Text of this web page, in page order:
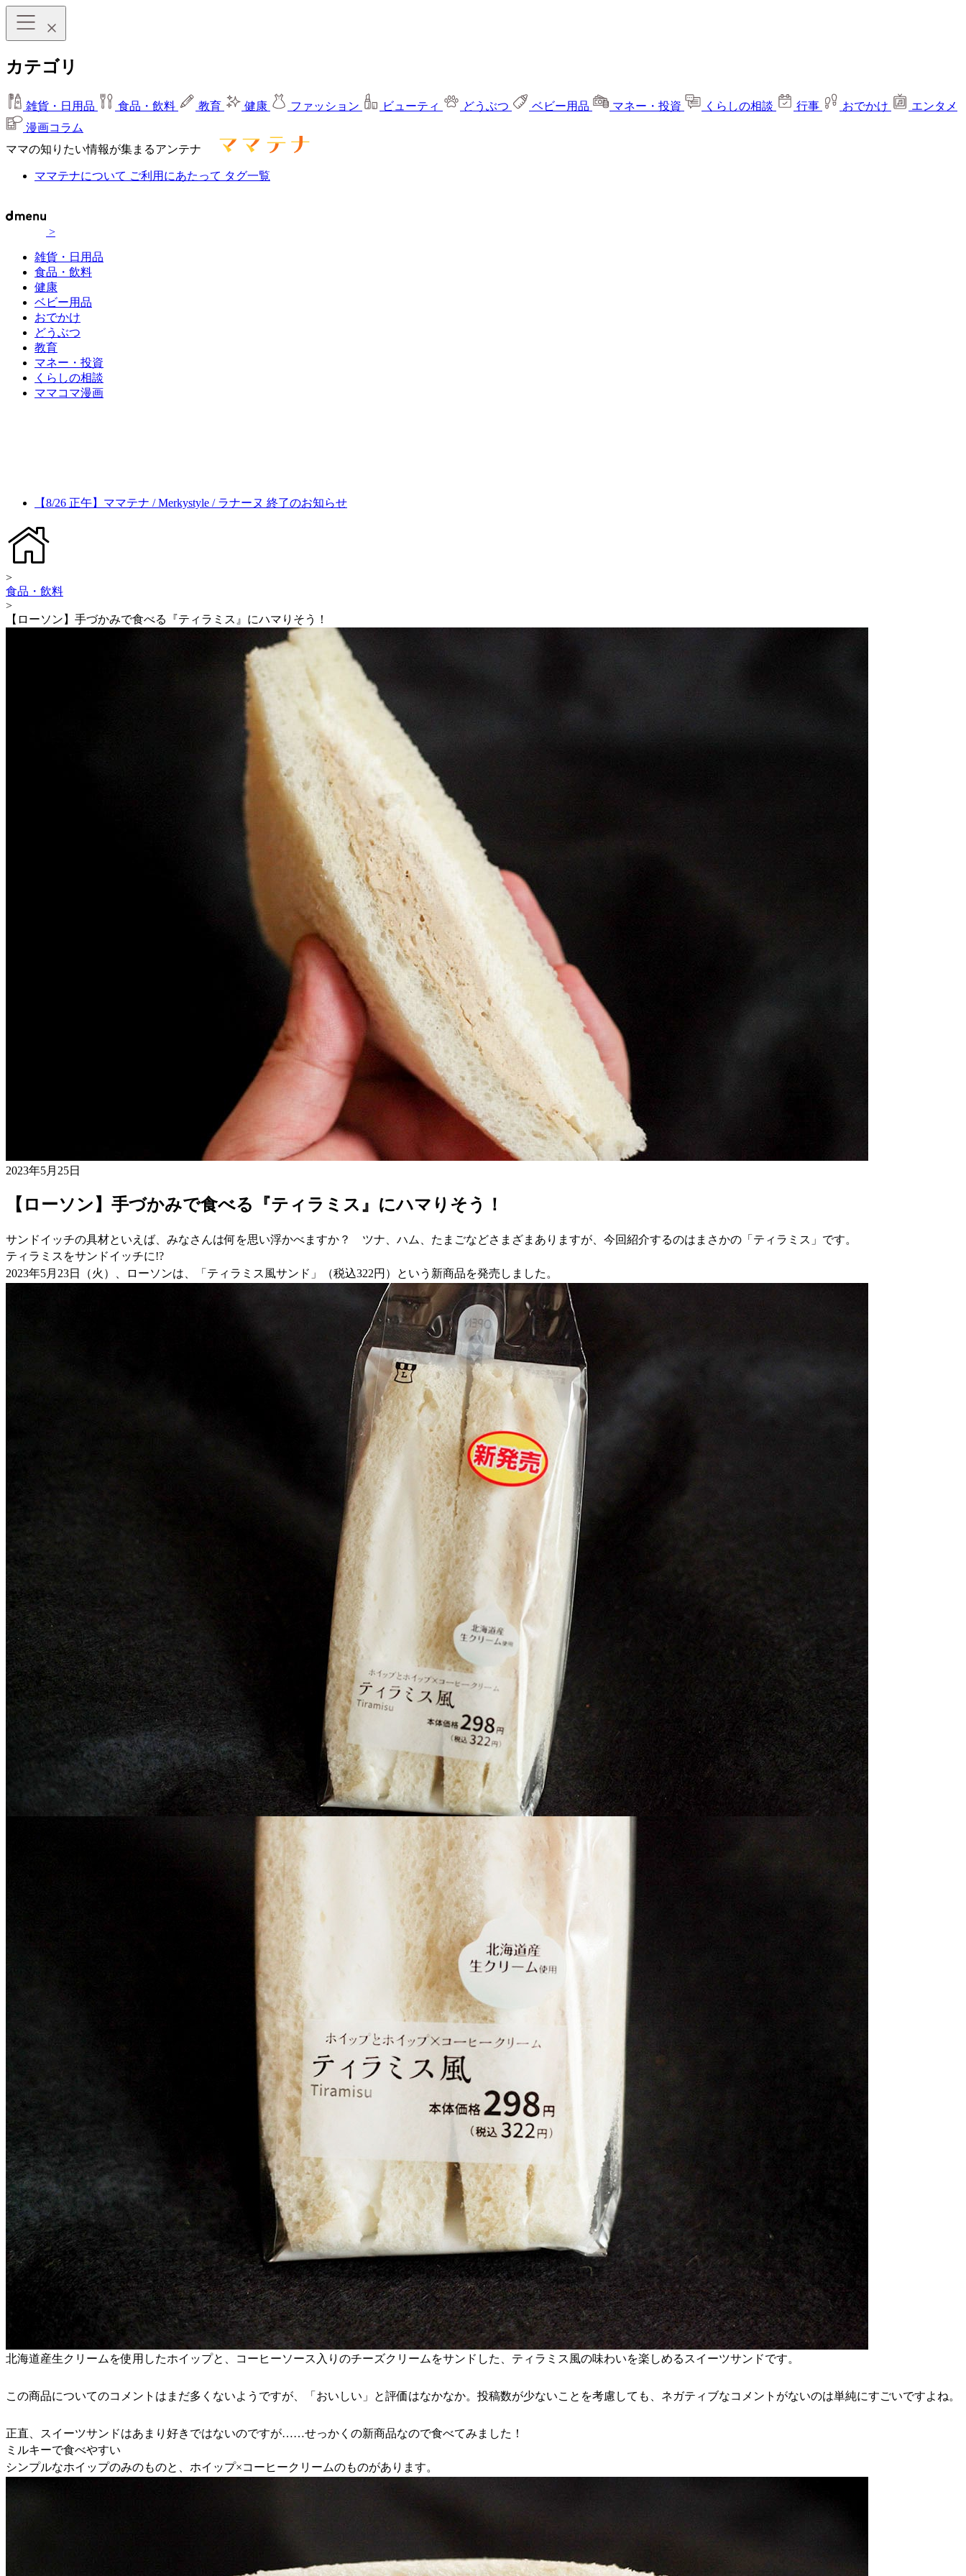
カテゴリ
雑貨・日用品 食品・飲料 教育 健康 ファッション ビューティ どうぶつ ベビー用品 マネー・投資 くらしの相談 行事 おでかけ
エンタメ
漫画コラム
ママの知りたい情報が集まるアンテナ
ママテナについて ご利用にあたって タグ一覧
>
雑貨・日用品
食品・飲料
健康
ベビー用品
おでかけ
どうぶつ
教育
マネー・投資
くらしの相談
ママコマ漫画
【8/26 正午】ママテナ / Merkystyle / ラナーヌ 終了のお知らせ
>
食品・飲料
>
【ローソン】手づかみで食べる『ティラミス』にハマりそう！
2023年5月25日
【ローソン】手づかみで食べる『ティラミス』にハマりそう！
サンドイッチの具材といえば、みなさんは何を思い浮かべますか？ ツナ、ハム、たまごなどさまざまありますが、今回紹介するのはまさかの「ティラミス」です。
ティラミスをサンドイッチに!?
2023年5月23日（火）、ローソンは、「ティラミス風サンド」（税込322円）という新商品を発売しました。
北海道産生クリームを使用したホイップと、コーヒーソース入りのチーズクリームをサンドした、ティラミス風の味わいを楽しめるスイーツサンドです。
この商品についてのコメントはまだ多くないようですが、「おいしい」と評価はなかなか。投稿数が少ないことを考慮しても、ネガティブなコメントがないのは単純にすごいですよね。
正直、スイーツサンドはあまり好きではないのですが……せっかくの新商品なので食べてみました！
ミルキーで食べやすい
シンプルなホイップのみのものと、ホイップ×コーヒークリームのものがあります。